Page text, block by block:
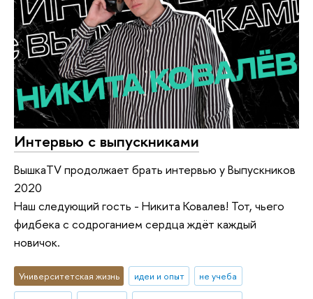
Интервью с выпускниками
ВышкаTV продолжает брать интервью у Выпускников
2020
Наш следующий гость - Никита Ковалев! Тот, чьего
фидбека с содроганием сердца ждёт каждый
новичок.
Университетская жизнь идеи и опыт
не учеба